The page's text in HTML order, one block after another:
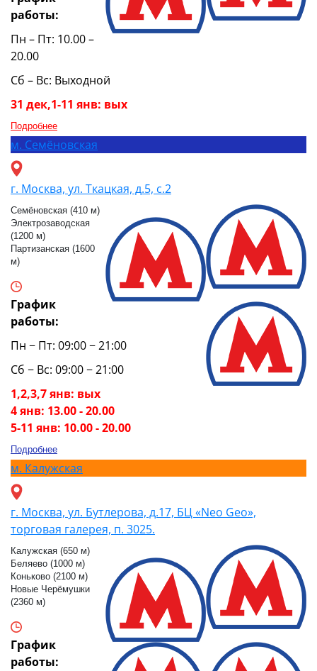
работы:
Пн – Пт: 10.00 –
20.00
Сб – Вс: Выходной
31 дек,1-11 янв: вых
Подробнее
м. Семёновская
г. Москва, ул. Ткацкая, д.5, с.2
Семёновская (410 м)
Электрозаводская
(1200 м)
Партизанская (1600
м)
График
работы:
Пн − Пт: 09:00 − 21:00
Сб − Вс: 09:00 − 21:00
1,2,3,7 янв: вых
4 янв: 13.00 - 20.00
5-11 янв: 10.00 - 20.00
Подробнее
м. Калужская
г. Москва, ул. Бутлерова, д.17, БЦ «Neo Geo»,
торговая галерея, п. 3025.
Калужская (650 м)
Беляево (1000 м)
Коньково (2100 м)
Новые Черёмушки
(2360 м)
График
работы: